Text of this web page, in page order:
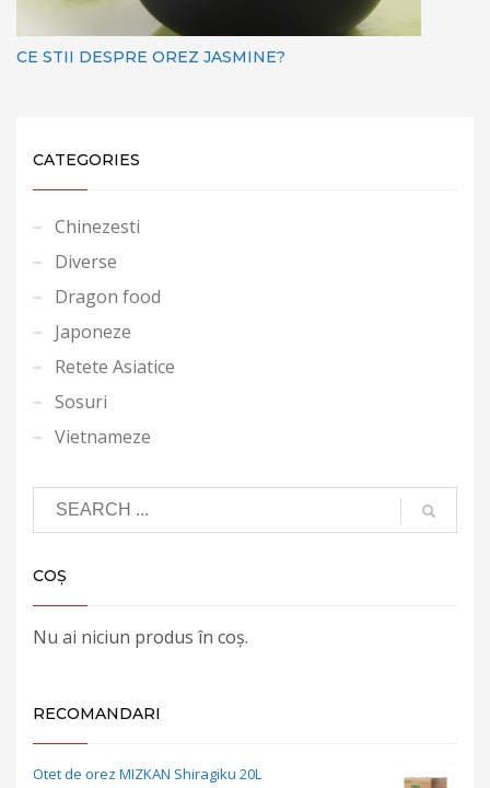
CE STII DESPRE OREZ JASMINE?
CATEGORIES
Chinezesti
Diverse
Dragon food
Japoneze
Retete Asiatice
Sosuri
Vietnameze
COȘ
Nu ai niciun produs în coș.
RECOMANDARI
Otet de orez MIZKAN Shiragiku 20L